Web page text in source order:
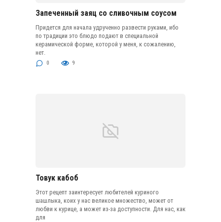
Запеченный заяц со сливочным соусом
Придется для начала удрученно развести руками, ибо
по традиции это блюдо подают в специальной
керамической форме, которой у меня, к сожалению,
нет.
0 9
Товук кабоб
Этот рецепт заинтересует любителей куриного
шашлыка, коих у нас великое множество, может от
любви к курице, а может из-за доступности. Для нас, как
для